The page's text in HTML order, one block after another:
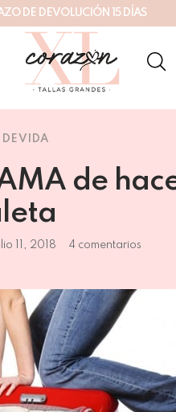
ZO DE DEVOLUCI ÓN 5 DÍ AS
DE VIDA
de
11, 2018 4 comentarios